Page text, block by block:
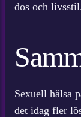
dos och
Sexuell hälsa
det idag fler